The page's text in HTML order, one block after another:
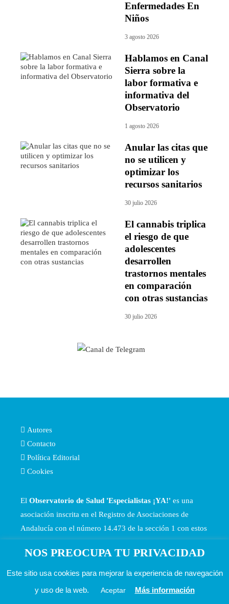
Enfermedades En
Niños
3 agosto 2026
Hablamos en Canal
Sierra sobre la
labor formativa e
informativa del
Observatorio
1 agosto 2026
Anular las citas que
no se utilicen y
optimizar los
recursos sanitarios
30 julio 2026
El cannabis triplica
el riesgo de que
adolescentes
desarrollen
trastornos mentales
en comparación
con otras sustancias
30 julio 2026
Autores
Contacto
Política Editorial
Cookies
El Observatorio de Salud 'Especialistas ¡YA!' es una
asociación inscrita en el Registro de Asociaciones de
Andalucía con el número 14.473 de la sección 1 con estos
Estatutos
NOS PREOCUPA TU PRIVACIDAD
Este sitio usa cookies para mejorar la experiencia de navegación
y uso de la web.
Aceptar Más información